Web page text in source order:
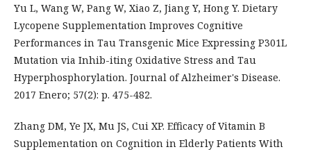
Yu L, Wang W, Pang W, Xiao Z, Jiang Y, Hong Y. Dietary
Lycopene Supplementation Improves Cognitive
Performances in Tau Transgenic Mice Expressing P301L
Mutation via Inhib-iting Oxidative Stress and Tau
Hyperphosphorylation. Journal of Alzheimer's Disease.
2017 Enero; 57(2): p. 475-482.
Zhang DM, Ye JX, Mu JS, Cui XP. Efficacy of Vitamin B
Supplementation on Cognition in Elderly Patients With